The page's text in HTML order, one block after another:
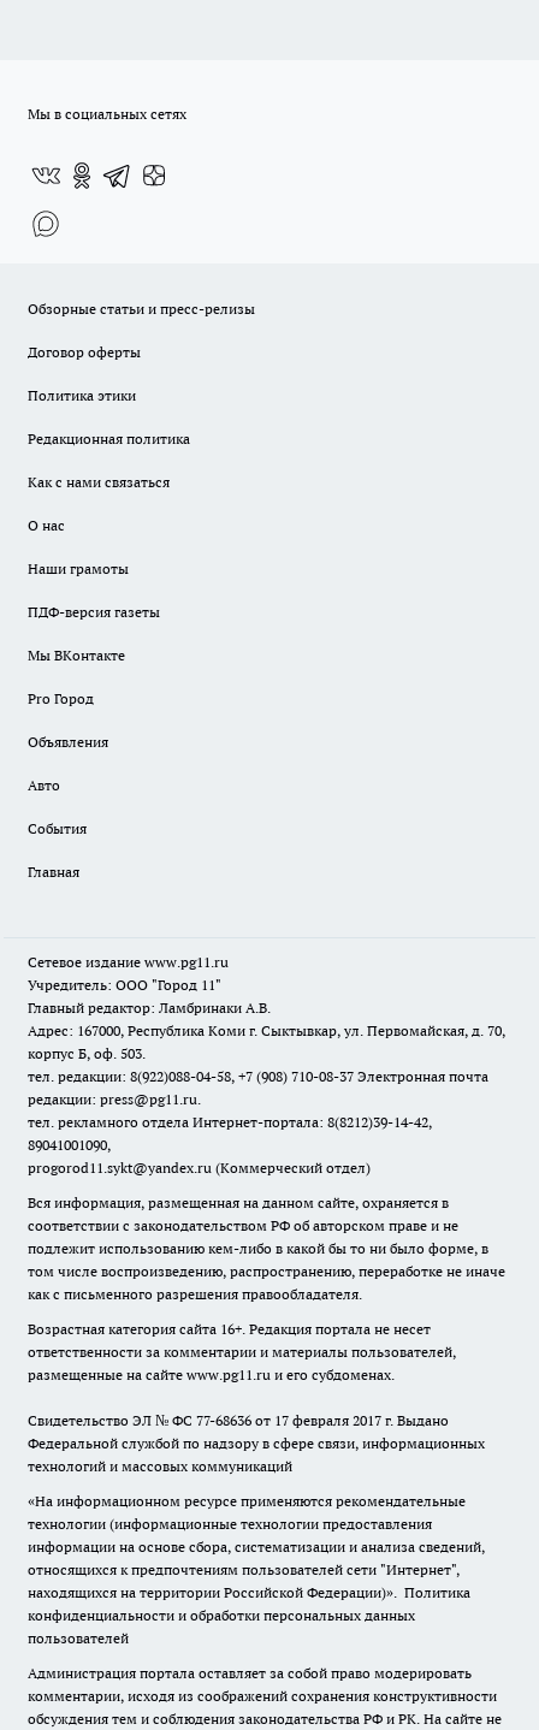
Мы в социальных сетях
Обзорные статьи и пресс-релизы
Договор оферты
Политика этики
Редакционная политика
Как с нами связаться
О нас
Наши грамоты
ПДФ-версия газеты
Мы ВКонтакте
Pro Город
Объявления
Авто
События
Главная
Сетевое издание www.pg11.ru
Учредитель: ООО "Город 11"
Главный редактор: Ламбринаки А.В.
Адрес: 167000, Республика Коми г. Сыктывкар, ул. Первомайская, д. 70,
корпус Б, оф. 503.
тел. редакции: 8(922)088-04-58, +7 (908) 710-08-37 Электронная почта
редакции: press@pg11.ru.
тел. рекламного отдела Интернет-портала: 8(8212)39-14-42,
89041001090,
progorod11.sykt@yandex.ru (Коммерческий отдел)
Вся информация, размещенная на данном сайте, охраняется в
соответствии с законодательством РФ об авторском праве и не
подлежит использованию кем-либо в какой бы то ни было форме, в
том числе воспроизведению, распространению, переработке не иначе
как с письменного разрешения правообладателя.
Возрастная категория сайта 16+. Редакция портала не несет
ответственности за комментарии и материалы пользователей,
размещенные на сайте www.pg11.ru и его субдоменах.
Свидетельство ЭЛ № ФС 77-68636 от 17 февраля 2017 г. Выдано
Федеральной службой по надзору в сфере связи, информационных
технологий и массовых коммуникаций
«На информационном ресурсе применяются рекомендательные
технологии (информационные технологии предоставления
информации на основе сбора, систематизации и анализа сведений,
относящихся к предпочтениям пользователей сети "Интернет",
находящихся на территории Российской Федерации)». Политика
конфиденциальности и обработки персональных данных
пользователей
Администрация портала оставляет за собой право модерировать
комментарии, исходя из соображений сохранения конструктивности
обсуждения тем и соблюдения законодательства РФ и РК. На сайте не